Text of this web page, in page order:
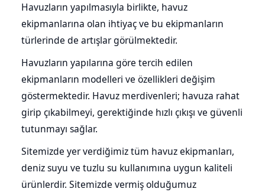
Havuzların yapılmasıyla birlikte, havuz
ekipmanlarına olan ihtiyaç ve bu ekipmanların
türlerinde de artışlar görülmektedir.
Havuzların yapılarına göre tercih edilen
ekipmanların modelleri ve özellikleri değişim
göstermektedir. Havuz merdivenleri; havuza rahat
girip çıkabilmeyi, gerektiğinde hızlı çıkışı ve güvenli
tutunmayı sağlar.
Sitemizde yer verdiğimiz tüm havuz ekipmanları,
deniz suyu ve tuzlu su kullanımına uygun kaliteli
ürünlerdir. Sitemizde vermiş olduğumuz